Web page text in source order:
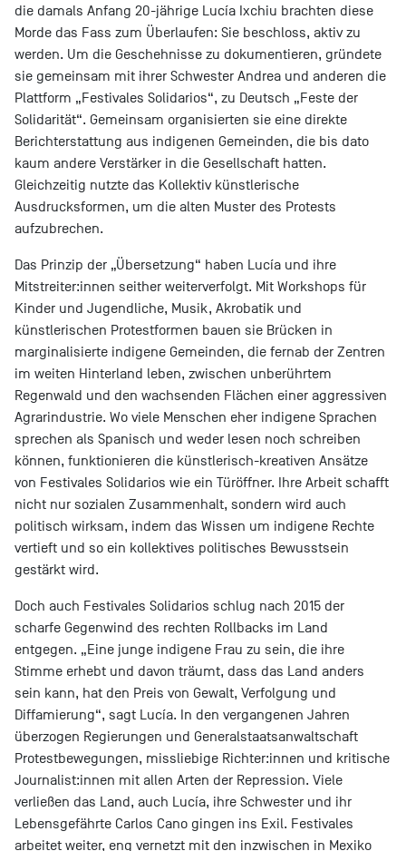
die damals Anfang 20-jährige Lucía Ixchiu brachten diese
Morde das Fass zum Überlaufen: Sie beschloss, aktiv zu
werden. Um die Geschehnisse zu dokumentieren, gründete
sie gemeinsam mit ihrer Schwester Andrea und anderen die
Plattform „Festivales Solidarios“, zu Deutsch „Feste der
Solidarität“. Gemeinsam organisierten sie eine direkte
Berichterstattung aus indigenen Gemeinden, die bis dato
kaum andere Verstärker in die Gesellschaft hatten.
Gleichzeitig nutzte das Kollektiv künstlerische
Ausdrucksformen, um die alten Muster des Protests
aufzubrechen.
Das Prinzip der „Übersetzung“ haben Lucía und ihre
Mitstreiter:innen seither weiterverfolgt. Mit Workshops für
Kinder und Jugendliche, Musik, Akrobatik und
künstlerischen Protestformen bauen sie Brücken in
marginalisierte indigene Gemeinden, die fernab der Zentren
im weiten Hinterland leben, zwischen unberührtem
Regenwald und den wachsenden Flächen einer aggressiven
Agrarindustrie. Wo viele Menschen eher indigene Sprachen
sprechen als Spanisch und weder lesen noch schreiben
können, funktionieren die künstlerisch-kreativen Ansätze
von Festivales Solidarios wie ein Türöffner. Ihre Arbeit schafft
nicht nur sozialen Zusammenhalt, sondern wird auch
politisch wirksam, indem das Wissen um indigene Rechte
vertieft und so ein kollektives politisches Bewusstsein
gestärkt wird.
Doch auch Festivales Solidarios schlug nach 2015 der
scharfe Gegenwind des rechten Rollbacks im Land
entgegen. „Eine junge indigene Frau zu sein, die ihre
Stimme erhebt und davon träumt, dass das Land anders
sein kann, hat den Preis von Gewalt, Verfolgung und
Diffamierung“, sagt Lucía. In den vergangenen Jahren
überzogen Regierungen und Generalstaatsanwaltschaft
Protestbewegungen, missliebige Richter:innen und kritische
Journalist:innen mit allen Arten der Repression. Viele
verließen das Land, auch Lucía, ihre Schwester und ihr
Lebensgefährte Carlos Cano gingen ins Exil. Festivales
arbeitet weiter, eng vernetzt mit den inzwischen in Mexiko